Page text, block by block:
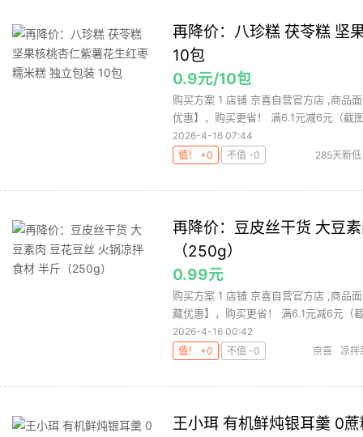
再降价：八珍糕 茯苓糕 坚
10包
0.9元/10包
购买方案 1 店铺 京喜自营官方店 ,商品
优惠】，购买更省！ 满6.1元减6元（截
2026-4-16 07:44
值！ +0
不值 -0
285天新低
再降价：豆皮丝干货 大豆
（250g）
0.99元
购买方案 1 店铺 京喜自营官方店 ,商品
藏优惠】，购买更省！ 满6.1元减6元（
2026-4-16 00:42
值！ +0
不值 -0 京喜 凉拌
王小珥 有机鲜炖银耳羹 0